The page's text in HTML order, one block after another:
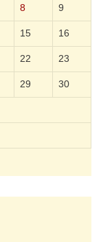
8 9
15 16
22 23
29 30